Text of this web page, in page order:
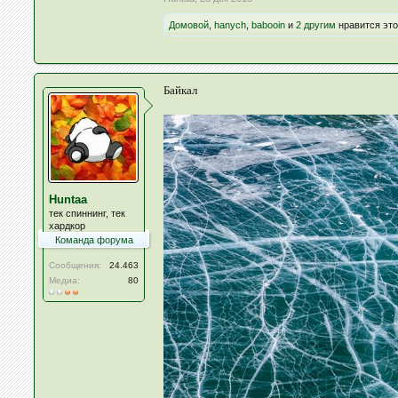
Домовой ,hanych ,babooin и2 другим нравится
Huntaa
тек спиннинг, тек
хардкор
Команда форума
Сообщения:
24.463
Медиа:
80
Байкал